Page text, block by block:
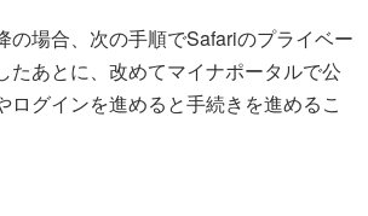
の場合、次の手順でSafariのプライベー
たあとに、改めてマイナポータルで公
ログインを進めると手続きを進めるこ